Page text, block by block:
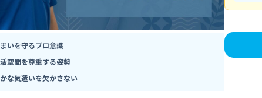
いを守るプロ意識
空間を尊重する姿勢
な気遣いを欠かさない